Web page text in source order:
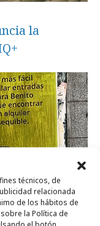
técnicos, de
relacionada
de los hábitos de
la Política de
el botón
la